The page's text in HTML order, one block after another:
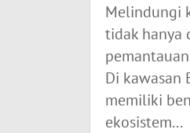
Melindungi
tidak hanya
Di kawasan
memiliki
ekosistem...